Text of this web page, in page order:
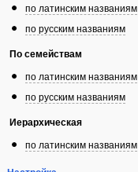
по латинским названиям
по русским названиям
По семействам
по латинским названиям
по русским названиям
Иерархическая
по латинским названиям